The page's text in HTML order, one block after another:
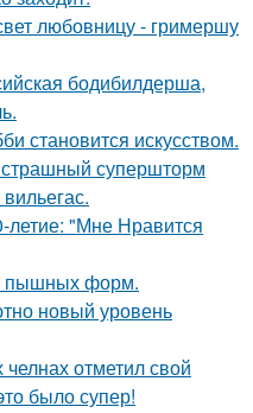
любовницу - гримершу
бодибилдерша,
становится искусством.
супершторм
летие: "Мне Нравится
пышных форм.
новый уровень
отметил свой
было супер!